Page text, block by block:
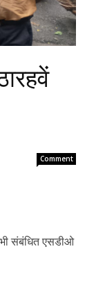
Comment
संबंधित एसडीओ